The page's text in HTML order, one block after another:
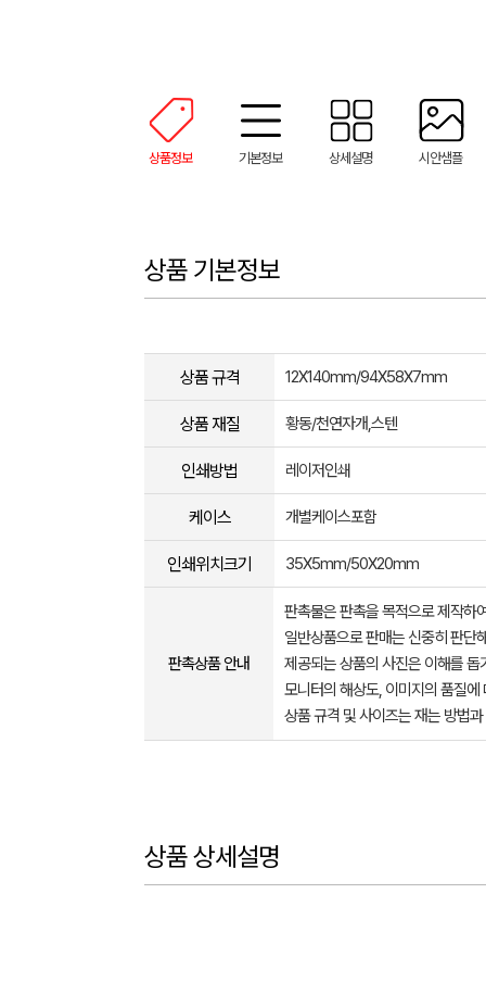
상품정보 기본정보 상세설명 시안샘플
상품 기본정보
상품 규격 12X140mm/94X58X7mm
상품 재질 황동/천연자개,스텐
인쇄방법 레이저인쇄
케이스 개별케이스포함
인쇄위치크기 35X5mm/50X20mm
판촉상품 안내
판촉물은 판촉을 목적으로 제작하
일반상품으로 판매는 신중히 판단
제공되는 상품의 사진은 이해를
모니터의 해상도, 이미지의 품질
상품 규격 및 사이즈는 재는 방법
상품 상세설명